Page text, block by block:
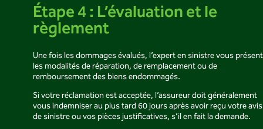
Étape 4 : L’évaluation et le
règlement
Une fois les dommages évalués, l’expert en sinistre vous
les modalités de réparation, de remplacement ou de
remboursement des biens endommagés.
Si votre réclamation est acceptée, l’assureur doit généralement
vous indemniser au plus tard 60 jours après avoir reçu votre avis
de sinistre ou vos pièces justificatives, s’il en fait la demande.